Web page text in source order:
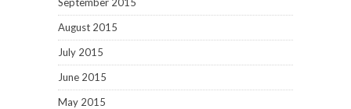
August 2015
July 2015
June 2015
May 2015